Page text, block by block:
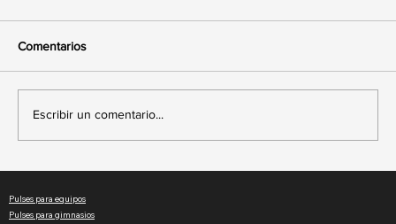
gimnasios
Comentarios
Escribir un comentario...
Pulses para equipos
Pulses para gimnasios